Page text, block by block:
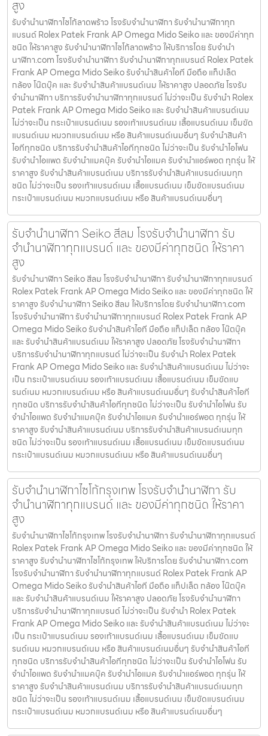
สูง
รับจำนำนาฬิกาไซโก้ลาดพร้าว โรงรับจำนำนาฬิกา รับจำนำนาฬิกาทุก
แบรนด์ Rolex Patek Frank AP Omega Mido Seiko และ ของมีค่าทุก
ชนิด ให้ราคาสูง รับจำนำนาฬิกาไซโก้ลาดพร้าว ให้บริการโดย รับจํานํา
นาฬิกา.com โรงรับจำนำนาฬิกา รับจำนำนาฬิกาทุกแบรนด์ Rolex Patek
Frank AP Omega Mido Seiko รับจำนำสินค้าไอที มือถือ แท็ปเล็ต
กล้อง โน๊ตบุ๊ค และ รับจำนำสินค้าแบรนด์เนม ให้ราคาสูง ปลอดภัย โรงรับ
จำนำนาฬิกา บริการรับจำนำนาฬิกาทุกแบรนด์ ไม่ว่าจะเป็น รับจำนำ Rolex
Patek Frank AP Omega Mido Seiko และ รับจำนำสินค้าแบรนด์เนม
ไม่ว่าจะเป็น กระเป๋าแบรนด์เนม รองเท้าแบรนด์เนม เสื้อแบรนด์เนม เข็มขัด
แบรนด์เนม หมวกแบรนด์เนม หรือ สินค้าแบรนด์เนมอื่นๆ รับจำนำสินค้า
ไอทีทุกชนิด บริการรับจำนำสินค้าไอทีทุกชนิด ไม่ว่าจะเป็น รับจำนำไอโฟน
รับจำนำไอแพด รับจำนำแมคบุ๊ค รับจำนำไอแมค รับจำนำแอร์พอต ทุกรุ่น ให้
ราคาสูง รับจำนำสินค้าแบรนด์เนม บริการรับจำนำสินค้าแบรนด์เนมทุก
ชนิด ไม่ว่าจะเป็น รองเท้าแบรนด์เนม เสื้อแบรนด์เนม เข็มขัดแบรนด์เนม
กระเป๋าแบรนด์เนม หมวกแบรนด์เนม หรือ สินค้าแบรนด์เนมอื่นๆ
รับจํานํานาฬิกา Seiko สีลม โรงรับจำนำนาฬิกา รับ
จำนำนาฬิกาทุกแบรนด์ และ ของมีค่าทุกชนิด ให้ราคา
สูง
รับจํานํานาฬิกา Seiko สีลม โรงรับจำนำนาฬิกา รับจำนำนาฬิกาทุกแบรนด์
Rolex Patek Frank AP Omega Mido Seiko และ ของมีค่าทุกชนิด ให้
ราคาสูง รับจํานํานาฬิกา Seiko สีลม ให้บริการโดย รับจํานํานาฬิกา.com
โรงรับจำนำนาฬิกา รับจำนำนาฬิกาทุกแบรนด์ Rolex Patek Frank AP
Omega Mido Seiko รับจำนำสินค้าไอที มือถือ แท็ปเล็ต กล้อง โน๊ตบุ๊ค
และ รับจำนำสินค้าแบรนด์เนม ให้ราคาสูง ปลอดภัย โรงรับจำนำนาฬิกา
บริการรับจำนำนาฬิกาทุกแบรนด์ ไม่ว่าจะเป็น รับจำนำ Rolex Patek
Frank AP Omega Mido Seiko และ รับจำนำสินค้าแบรนด์เนม ไม่ว่าจะ
เป็น กระเป๋าแบรนด์เนม รองเท้าแบรนด์เนม เสื้อแบรนด์เนม เข็มขัดแบ
รนด์เนม หมวกแบรนด์เนม หรือ สินค้าแบรนด์เนมอื่นๆ รับจำนำสินค้าไอที
ทุกชนิด บริการรับจำนำสินค้าไอทีทุกชนิด ไม่ว่าจะเป็น รับจำนำไอโฟน รับ
จำนำไอแพด รับจำนำแมคบุ๊ค รับจำนำไอแมค รับจำนำแอร์พอต ทุกรุ่น ให้
ราคาสูง รับจำนำสินค้าแบรนด์เนม บริการรับจำนำสินค้าแบรนด์เนมทุก
ชนิด ไม่ว่าจะเป็น รองเท้าแบรนด์เนม เสื้อแบรนด์เนม เข็มขัดแบรนด์เนม
กระเป๋าแบรนด์เนม หมวกแบรนด์เนม หรือ สินค้าแบรนด์เนมอื่นๆ
รับจำนำนาฬิกาไซโก้กรุงเทพ โรงรับจำนำนาฬิกา รับ
จำนำนาฬิกาทุกแบรนด์ และ ของมีค่าทุกชนิด ให้ราคา
สูง
รับจำนำนาฬิกาไซโก้กรุงเทพ โรงรับจำนำนาฬิกา รับจำนำนาฬิกาทุกแบรนด์
Rolex Patek Frank AP Omega Mido Seiko และ ของมีค่าทุกชนิด ให้
ราคาสูง รับจำนำนาฬิกาไซโก้กรุงเทพ ให้บริการโดย รับจํานํานาฬิกา.com
โรงรับจำนำนาฬิกา รับจำนำนาฬิกาทุกแบรนด์ Rolex Patek Frank AP
Omega Mido Seiko รับจำนำสินค้าไอที มือถือ แท็ปเล็ต กล้อง โน๊ตบุ๊ค
และ รับจำนำสินค้าแบรนด์เนม ให้ราคาสูง ปลอดภัย โรงรับจำนำนาฬิกา
บริการรับจำนำนาฬิกาทุกแบรนด์ ไม่ว่าจะเป็น รับจำนำ Rolex Patek
Frank AP Omega Mido Seiko และ รับจำนำสินค้าแบรนด์เนม ไม่ว่าจะ
เป็น กระเป๋าแบรนด์เนม รองเท้าแบรนด์เนม เสื้อแบรนด์เนม เข็มขัดแบ
รนด์เนม หมวกแบรนด์เนม หรือ สินค้าแบรนด์เนมอื่นๆ รับจำนำสินค้าไอที
ทุกชนิด บริการรับจำนำสินค้าไอทีทุกชนิด ไม่ว่าจะเป็น รับจำนำไอโฟน รับ
จำนำไอแพด รับจำนำแมคบุ๊ค รับจำนำไอแมค รับจำนำแอร์พอต ทุกรุ่น ให้
ราคาสูง รับจำนำสินค้าแบรนด์เนม บริการรับจำนำสินค้าแบรนด์เนมทุก
ชนิด ไม่ว่าจะเป็น รองเท้าแบรนด์เนม เสื้อแบรนด์เนม เข็มขัดแบรนด์เนม
กระเป๋าแบรนด์เนม หมวกแบรนด์เนม หรือ สินค้าแบรนด์เนมอื่นๆ